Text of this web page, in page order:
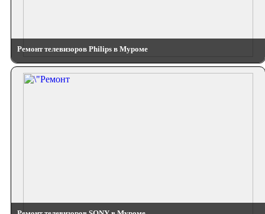
Ремонт телевизоров Philips в Муроме